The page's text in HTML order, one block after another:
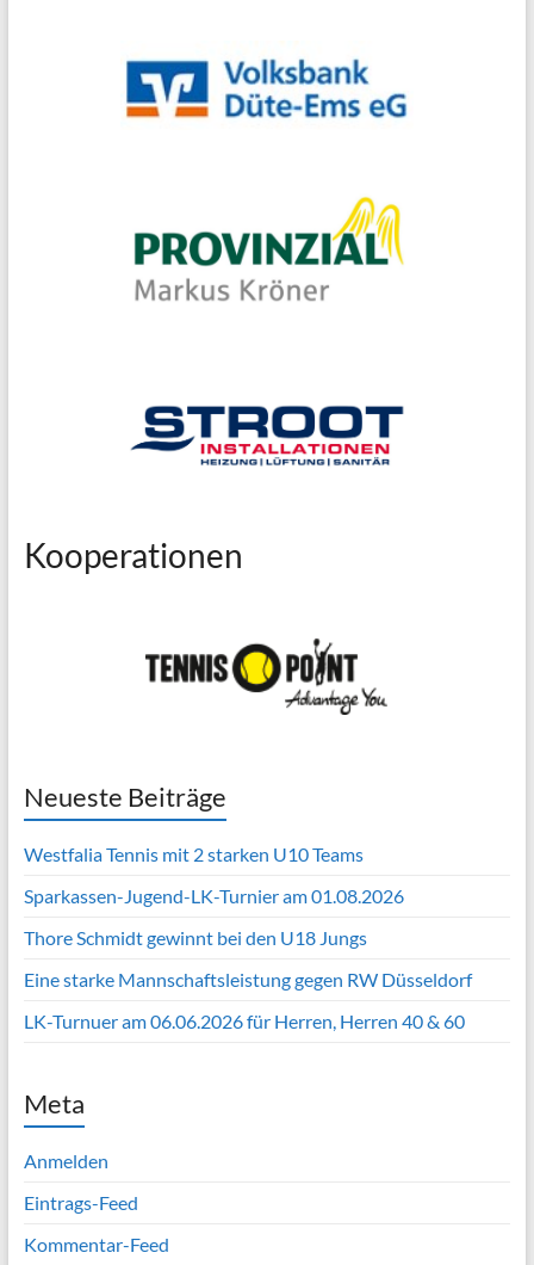
Kooperationen
Neueste Beiträge
Westfalia Tennis mit 2 starken U10 Teams
Sparkassen-Jugend-LK-Turnier am 01.08.2026
Thore Schmidt gewinnt bei den U18 Jungs
Eine starke Mannschaftsleistung gegen RW Düsseldorf
LK-Turnuer am 06.06.2026 für Herren, Herren 40 & 60
Meta
Anmelden
Eintrags-Feed
Kommentar-Feed